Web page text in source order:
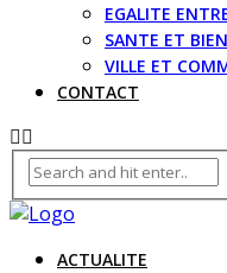
EGALITE
SANTE ET
VILLE ET
CONTACT
ACTUALITE